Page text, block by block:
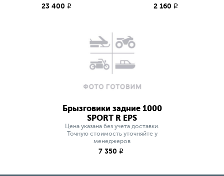
23 400 q 2 160 q
Брызговики задние 1000
SPORT R EPS
Цена указана без учета доставки.
Точную стоимость уточняйте у
менеджеров
7 350 q